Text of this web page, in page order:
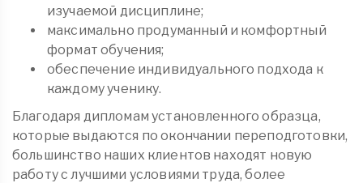
изучаемой дисциплине;
максимально продуманный и комфортный
формат обучения;
обеспечение индивидуального подхода к
каждому ученику.
Благодаря дипломам установленного образца,
которые выдаются по окончании переподготовки,
большинство наших клиентов находят новую
работу с лучшими условиями труда, более